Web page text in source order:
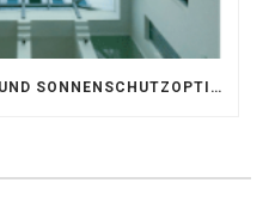
AKUSTIKSEGEL: AKUSTIK- UND SONNENSCHUTZOPTIMIERUNG IM ATRIUM DER UNIVERSITÄT BONN